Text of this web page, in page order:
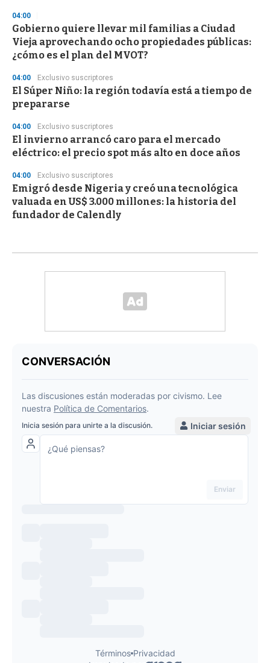
04:00
Gobierno quiere llevar mil familias a Ciudad
Vieja aprovechando ocho propiedades públicas:
¿cómo es el plan del MVOT?
04:00 Exclusivo suscriptores
El Súper Niño: la región todavía está a tiempo de
prepararse
04:00 Exclusivo suscriptores
El invierno arrancó caro para el mercado
eléctrico: el precio spot más alto en doce años
04:00 Exclusivo suscriptores
Emigró desde Nigeria y creó una tecnológica
valuada en US$ 3.000 millones: la historia del
fundador de Calendly